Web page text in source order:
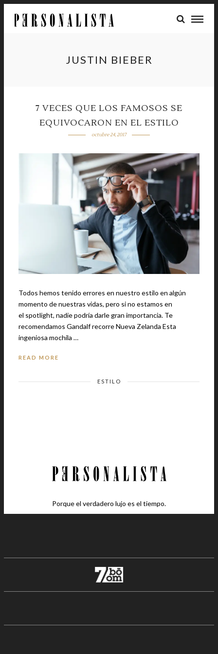
JUSTIN BIEBER
7 VECES QUE LOS FAMOSOS SE
EQUIVOCARON EN EL ESTILO
octubre 24, 2017
Todos hemos tenido errores en nuestro estilo en algún
momento de nuestras vidas, pero si no estamos en
el spotlight, nadie podría darle gran importancia. Te
recomendamos Gandalf recorre Nueva Zelanda Esta
ingeniosa mochila …
READ MORE
ESTILO
Porque el verdadero lujo es el tiempo.